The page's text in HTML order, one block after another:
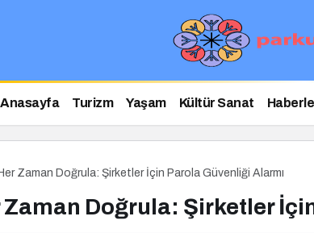
Anasayfa Turizm Yaşam Kültür Sanat
Zaman Doğrula: Şirketler İçin Parola Güvenliği Alarmı
Doğrula: Şirketler